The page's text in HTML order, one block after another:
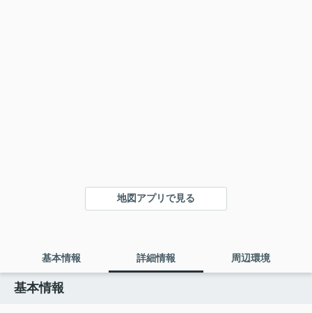
地図アプリで見る
基本情報 詳細情報 周辺環境
基本情報